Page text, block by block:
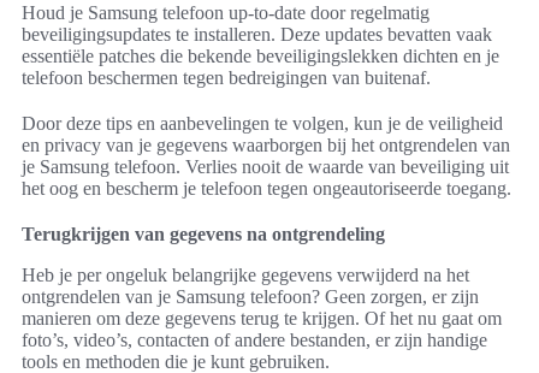
Houd je Samsung telefoon up-to-date door regelmatig
beveiligingsupdates te installeren. Deze updates bevatten vaak
essentiële patches die bekende beveiligingslekken dichten en je
telefoon beschermen tegen bedreigingen van buitenaf.
Door deze tips en aanbevelingen te volgen, kun je de veiligheid
en privacy van je gegevens waarborgen bij het ontgrendelen van
je Samsung telefoon. Verlies nooit de waarde van beveiliging uit
het oog en bescherm je telefoon tegen ongeautoriseerde toegang.
Terugkrijgen van gegevens na ontgrendeling
Heb je per ongeluk belangrijke gegevens verwijderd na het
ontgrendelen van je Samsung telefoon? Geen zorgen, er zijn
manieren om deze gegevens terug te krijgen. Of het nu gaat om
foto’s, video’s, contacten of andere bestanden, er zijn handige
tools en methoden die je kunt gebruiken.